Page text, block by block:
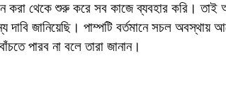
করা থেকে শুরু করে সব কাজে ব্যবহার করি।
জানিয়েছি। পাম্পটি বর্তমানে সচল
পারব না বলে তারা জানান।